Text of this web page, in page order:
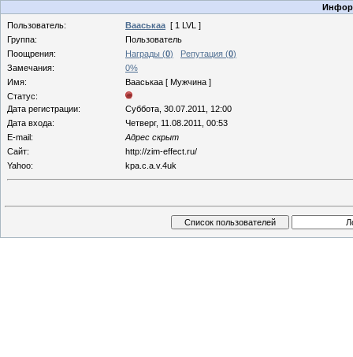
Пользователь:
Вааськаа [ 1 LVL ]
Группа:
Пользователь
Поощрения:
Награды (0) Репутация (0)
Замечания:
0%
Имя:
Вааськаа [ Мужчина ]
Статус:
Дата регистрации:
Суббота, 30.07.2011, 12:00
Дата входа:
Четверг, 11.08.2011, 00:53
E-mail:
Адрес скрыт
Сайт:
http://zim-effect.ru/
Yahoo:
kpa.c.a.v.4uk